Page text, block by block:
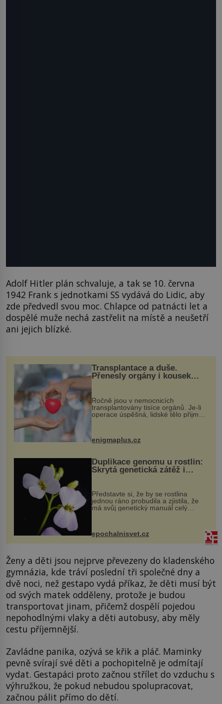
Adolf Hitler plán schvaluje, a tak se 10. června
1942 Frank s jednotkami SS vydává do Lidic, aby
zde předvedl svou moc. Chlapce od patnácti let a
dospělé muže nechá zastřelit na místě a neušetří
ani jejich blízké.
Transplantace a duše.
Přenesly orgány i kousek
Ročně jsou v nemocnicích
transplantovány tisíce orgánů. Je-li
operace úspěšná, lidské tělo přijme
enigmaplus.cz
Duplikace genomu u rostlin:
Skrytá genetická zátěž i
Představte si, že by se rostlina
jednou ráno probudila a zjistila, že
má svůj genetický manuál celý
vstupenka...
epochalnisvet.cz
Ženy a děti jsou nejprve převezeny do kladenského
gymnázia, kde tráví poslední tři společné dny a
dvě noci, než gestapo vydá příkaz, že děti musí být
od svých matek odděleny, protože je budou
transportovat jinam, přičemž dospělí pojedou
nepohodlnými vlaky a děti autobusy, aby měly
cestu příjemnější.
Zavládne panika, ozývá se křik a pláč. Maminky
pevně svírají své děti a pochopitelně je odmítají
vydat. Gestapáci proto začnou střílet do vzduchu s
výhružkou, že pokud nebudou spolupracovat,
začnou pálit přímo do dětí.